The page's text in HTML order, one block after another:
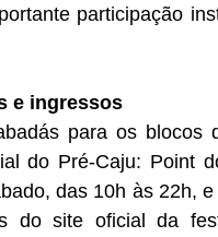
participação
e ingressos
para os
do Pré-Caju: Point
das 10h às 22h,
do site oficial da